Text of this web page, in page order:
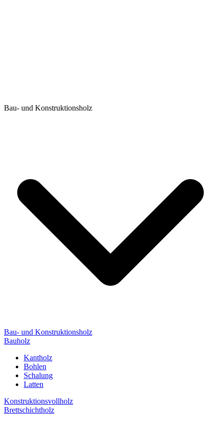
Bau- und Konstruktionsholz
Bau- und Konstruktionsholz
Bauholz
Kantholz
Bohlen
Schalung
Latten
Konstruktionsvollholz
Brettschichtholz